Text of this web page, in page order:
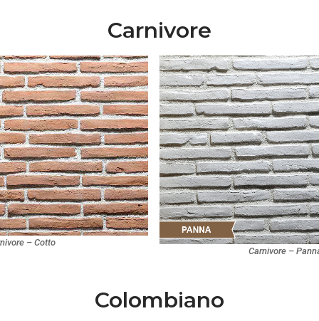
Carnivore
– Cotto
Carnivore –
Colombiano